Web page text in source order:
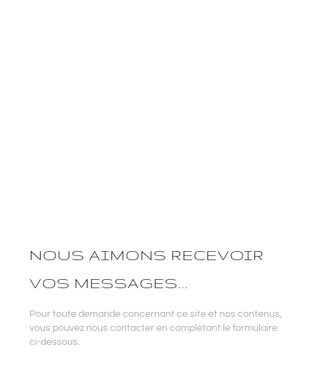
NOUS AIMONS RECEVOIR
VOS MESSAGES...
Pour toute demande concernant ce site et nos contenus,
vous pouvez nous contacter en complétant le formulaire
ci-dessous.